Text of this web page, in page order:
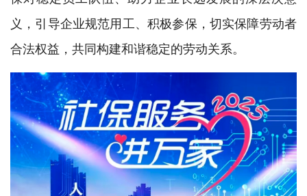
义，引导企业规范用工、积极参保，切实保障劳动者
合法权益，共同构建和谐稳定的劳动关系。